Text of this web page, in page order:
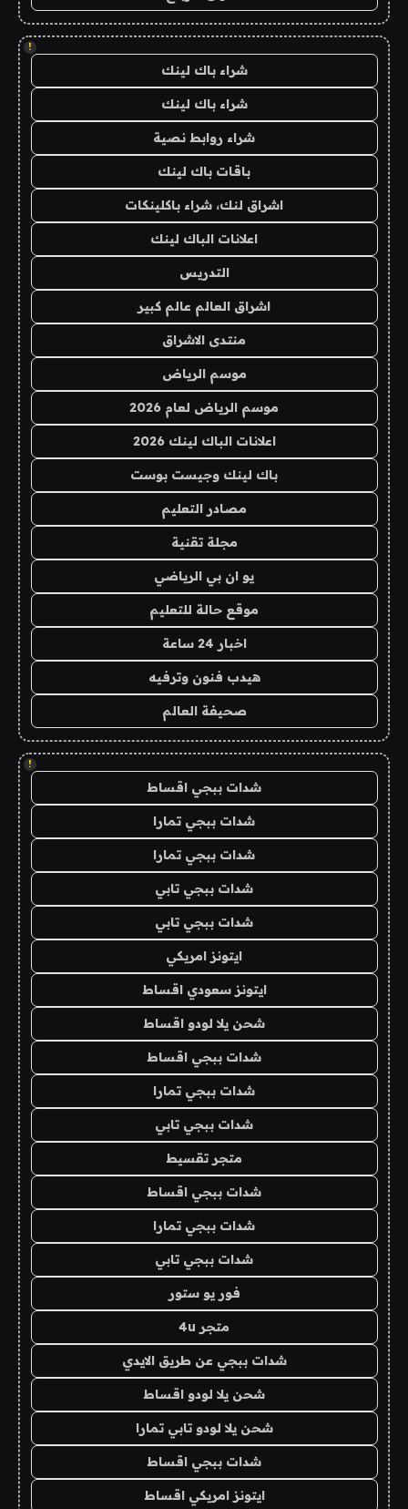
!
شراء باك لينك
شراء باك لينك
شراء روابط نصية
باقات باك لينك
اشراق لنك، شراء باكلينكات
اعلانات الباك لينك
التدريس
اشراق العالم عالم كبير
منتدى الاشراق
موسم الرياض
موسم الرياض لعام 2026
اعلانات الباك لينك 2026
باك لينك وجيست بوست
مصادر التعليم
مجلة تقنية
يو ان بي الرياضي
موقع حالة للتعليم
اخبار 24 ساعة
هيدب فنون وترفيه
صحيفة العالم
!
شدات ببجي اقساط
شدات ببجي تمارا
شدات ببجي تمارا
شدات ببجي تابي
شدات ببجي تابي
ايتونز امريكي
ايتونز سعودي اقساط
شحن يلا لودو اقساط
شدات ببجي اقساط
شدات ببجي تمارا
شدات ببجي تابي
متجر تقسيط
شدات ببجي اقساط
شدات ببجي تمارا
شدات ببجي تابي
فور يو ستور
متجر 4u
شدات ببجي عن طريق الايدي
شحن يلا لودو اقساط
شحن يلا لودو تابي تمارا
شدات ببجي اقساط
ايتونز امريكي اقساط